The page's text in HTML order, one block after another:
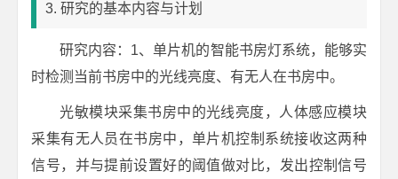
3. 研究的基本内容与计划
研究内容：1、单片机的智能书房灯系统，能够实
时检测当前书房中的光线亮度、有无人在书房中。
光敏模块采集书房中的光线亮度，人体感应模块
采集有无人员在书房中，单片机控制系统接收这两种
信号，并与提前设置好的阈值做对比，发出控制信号